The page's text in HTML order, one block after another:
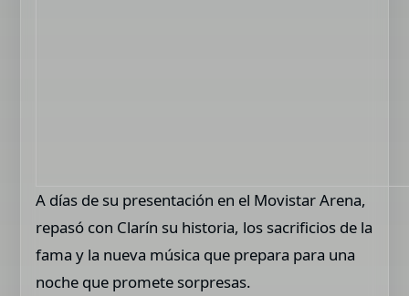
A días de su presentación en el Movistar Arena,
repasó con Clarín su historia, los sacrificios de la
fama y la nueva música que prepara para una
noche que promete sorpresas.